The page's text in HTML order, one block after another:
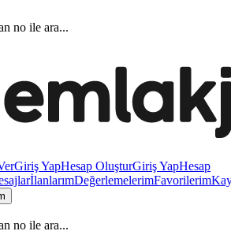
no ile ara...
Giriş YapHesap OluşturGiriş YapHesap
İlanlarımDeğerlemelerimFavorilerim
no ile ara...